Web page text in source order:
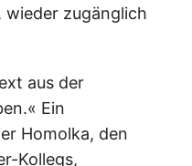
zugänglich
aus der
Ein
Homolka, den
Kollegs,